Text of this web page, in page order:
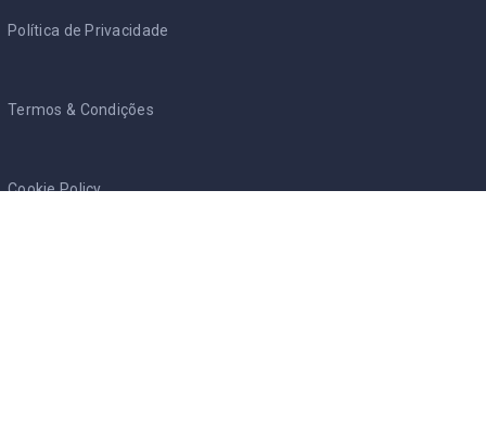
Política de Privacidade
Termos & Condições
Cookie Policy